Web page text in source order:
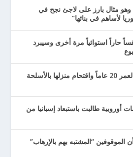
مثال بارز على لاجئ نجح في
لأساهم في بنائها”
حاراً استوائياً مرة أخرى وسيبرد
اختطاف امرأة تبلغ من العمر 20 عاماً واقتحام منزلها بالأسلحة
أوروبية طالبت باستبعاد إسبانيا من
الموقوفين “المشتبه بهم بالإرهاب”